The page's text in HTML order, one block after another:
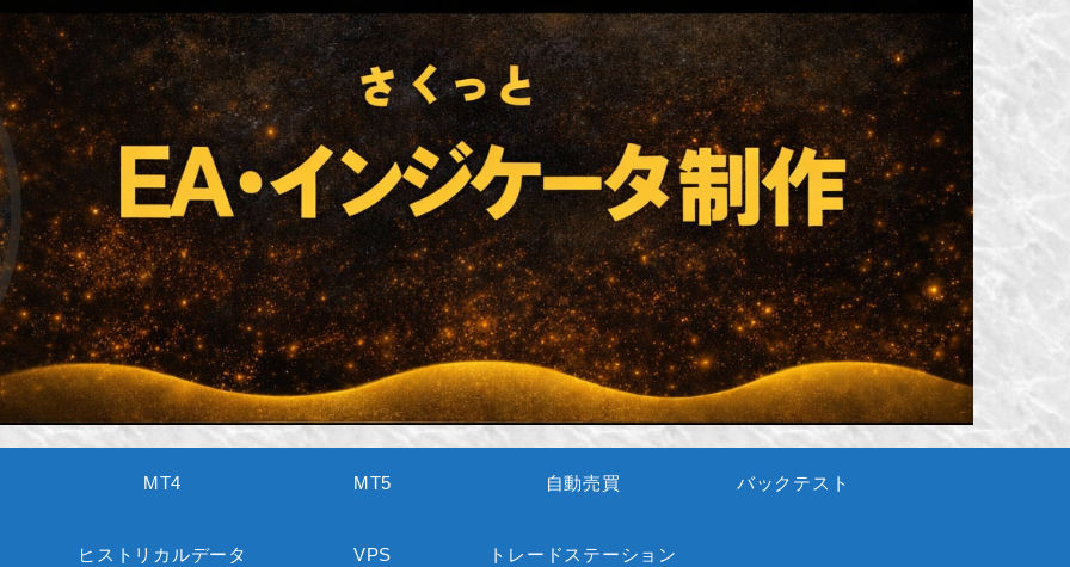
MT4 MT5 自動売買 バックテスト
ヒストリカルデータ VPS トレードステーション